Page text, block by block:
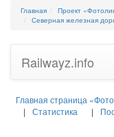
Главная Проект
Северная железная
Railwayz.info
Главная страница
Статистика